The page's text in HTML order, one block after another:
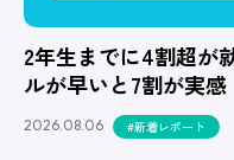
2年生までに4割超が
ルが早いと7割が実感
2026.08.06 #新着レポート